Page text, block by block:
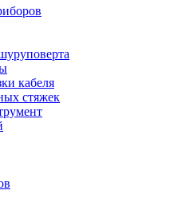
кабеля
стяжек